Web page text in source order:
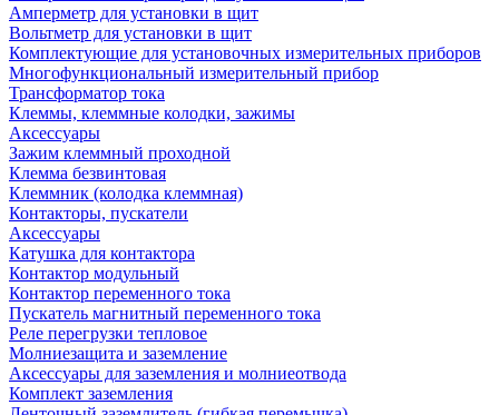
Амперметр для установки в щит
Вольтметр для установки в щит
Комплектующие для установочных измерительных приборов
Многофункциональный измерительный прибор
Трансформатор тока
Клеммы, клеммные колодки, зажимы
Аксессуары
Зажим клеммный проходной
Клемма безвинтовая
Клеммник (колодка клеммная)
Контакторы, пускатели
Аксессуары
Катушка для контактора
Контактор модульный
Контактор переменного тока
Пускатель магнитный переменного тока
Реле перегрузки тепловое
Молниезащита и заземление
Аксессуары для заземления и молниеотвода
Комплект заземления